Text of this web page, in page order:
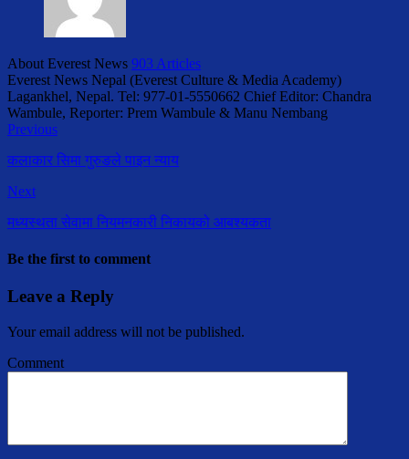
About Everest News 903 Articles
Everest News Nepal (Everest Culture & Media Academy)
Lagankhel, Nepal. Tel: 977-01-5550662 Chief Editor: Chandra
Wambule, Reporter: Prem Wambule & Manu Nembang
Previous
कलाकार सिमा गुरुङले पाइन न्याय
Next
मध्यस्थता सेवामा नियमनकारी निकायको आबश्यकता
Be the first to comment
Leave a Reply
Your email address will not be published.
Comment